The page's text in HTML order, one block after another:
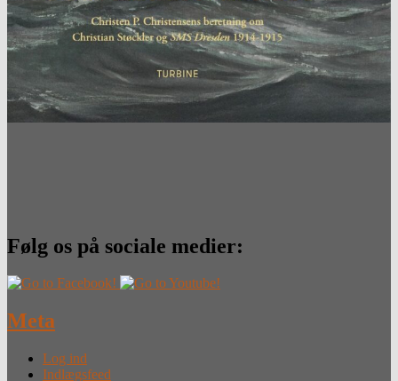
Følg os på sociale medier:
Meta
Log ind
Indlægsfeed